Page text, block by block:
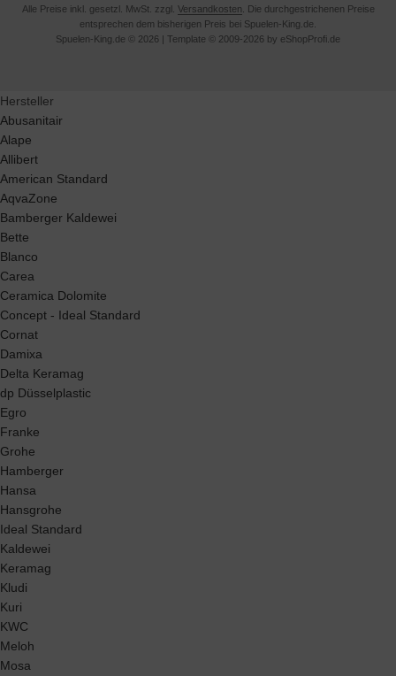
Alle Preise inkl. gesetzl. MwSt. zzgl. Versandkosten . Die durchgestrichenen Preise
entsprechen dem bisherigen Preis bei Spuelen-King.de.
Spuelen-King.de © 2026 | Template © 2009-2026 by eShopProfi.de
Hersteller
Abusanitair
Alape
Allibert
American Standard
AqvaZone
Bamberger Kaldewei
Bette
Blanco
Carea
Ceramica Dolomite
Concept - Ideal Standard
Cornat
Damixa
Delta Keramag
dp Düsselplastic
Egro
Franke
Grohe
Hamberger
Hansa
Hansgrohe
Ideal Standard
Kaldewei
Keramag
Kludi
Kuri
KWC
Meloh
Mosa